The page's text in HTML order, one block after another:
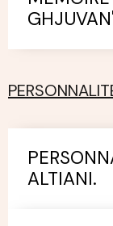
ALTIANI.